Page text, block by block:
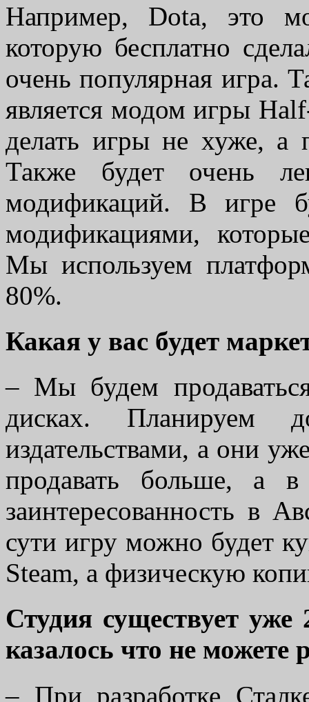
Например, Dota, это
которую бесплатно
очень популярная игра.
является модом игры
делать игры не хуже, а
Также будет очень
модификаций. В игре
модификациями,
Мы используем
80%.
Какая у вас будет
– Мы будем
дисках. Планируем
издательствами, а они
продавать больше, а
заинтересованность в
сути игру можно будет
Steam, а физическую
Студия существует
казалось что не можете
– При разработке